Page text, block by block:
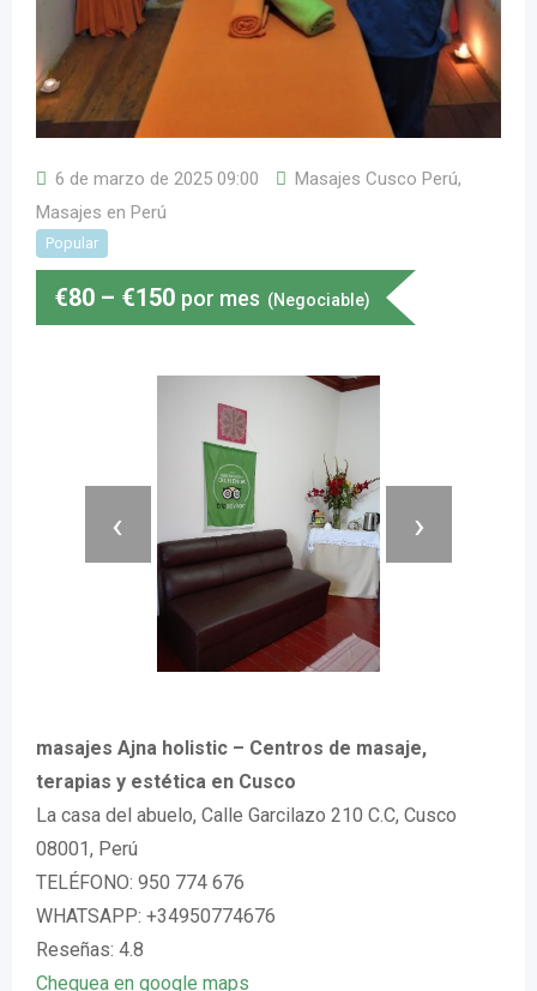
6 de marzo de 2025 09:00 Masajes Cusco Perú,
Masajes en Perú
Popular
€80 – €150 por mes (Negociable)
‹ ›
masajes Ajna holistic – Centros de masaje,
terapias y estética en Cusco
La casa del abuelo, Calle Garcilazo 210 C.C, Cusco
08001, Perú
TELÉFONO: 950 774 676
WHATSAPP: +34950774676
Reseñas: 4.8
Chequea en google maps